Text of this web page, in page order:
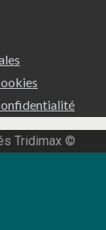
Tridimax ©